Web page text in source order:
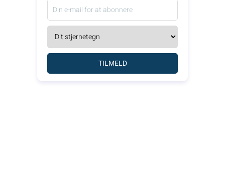
TILMELD